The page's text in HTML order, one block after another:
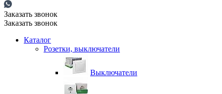
Заказать звонок
Заказать звонок
Каталог
Розетки, выключатели
Выключатели